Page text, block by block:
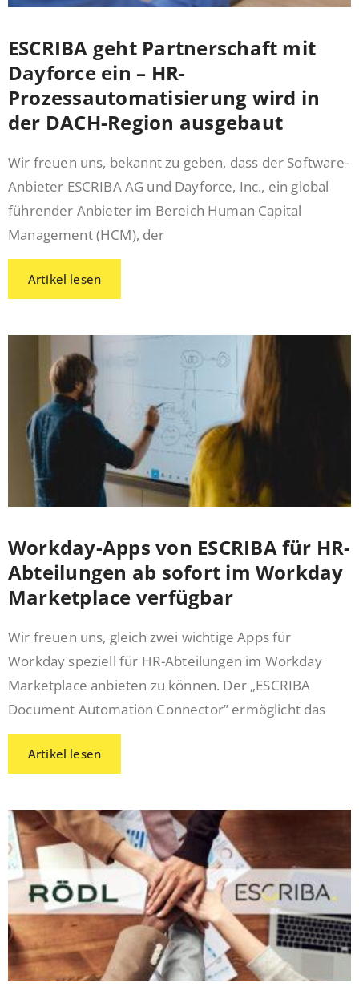
ESCRIBA geht Partnerschaft mit
Dayforce ein – HR-
Prozessautomatisierung wird in
der DACH-Region ausgebaut
Wir freuen uns, bekannt zu geben, dass der Software-
Anbieter ESCRIBA AG und Dayforce, Inc., ein global
führender Anbieter im Bereich Human Capital
Management (HCM), der
Artikel lesen
Workday-Apps von ESCRIBA für HR-
Abteilungen ab sofort im Workday
Marketplace verfügbar
Wir freuen uns, gleich zwei wichtige Apps für
Workday speziell für HR-Abteilungen im Workday
Marketplace anbieten zu können. Der „ESCRIBA
Document Automation Connector” ermöglicht das
Artikel lesen